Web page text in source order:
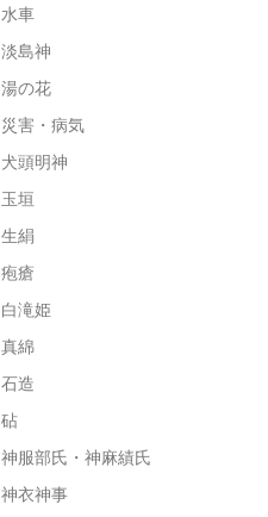
水車
淡島神
湯の花
災害・病気
犬頭明神
玉垣
生絹
疱瘡
白滝姫
真綿
石造
砧
神服部氏・神麻績氏
神衣神事